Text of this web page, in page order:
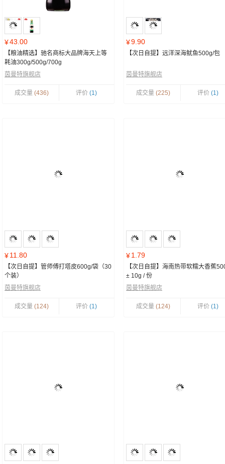
¥43.00
【粮油精选】驰名商标大品牌海天上等
耗油300g/500g/700g
茵曼特旗舰店
成交量 (436) 评价 (1)
¥9.90
【次日自提】远洋深海鱿鱼500g/包
茵曼特旗舰店
成交量 (225) 评价 (1)
¥11.80
【次日自提】管师傅打塔皮600g/袋（30
个装）
茵曼特旗舰店
成交量 (124) 评价 (1)
¥1.79
【次日自提】海南热带软糯大香蕉
± 10g / 份
茵曼特旗舰店
成交量 (124) 评价 (1)